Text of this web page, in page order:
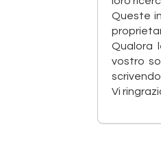
Queste
Qualora
vostro
Vi